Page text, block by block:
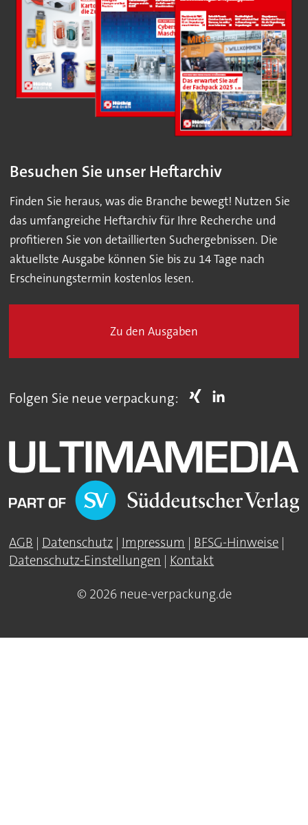
Besuchen Sie unser Heftarchiv
Finden Sie heraus, was die Branche bewegt! Nutzen Sie
das umfangreiche Heftarchiv für Ihre Recherche und
profitieren Sie von detaillierten Suchergebnissen. Die
aktuellste Ausgabe können Sie bis zu 14 Tage nach
Erscheinungstermin kostenlos lesen.
Zu den Ausgaben
Folgen Sie neue verpackung:
AGB | Datenschutz | Impressum | BFSG-Hinweise |
Datenschutz-Einstellungen | Kontakt
© 2026 neue-verpackung.de